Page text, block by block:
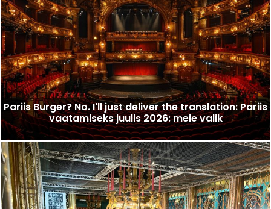
Pariis Burger? No. I'll just deliver the translation: Pariis
vaatamiseks juulis 2026: meie valik